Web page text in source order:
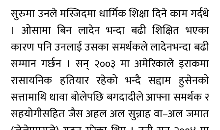
सुरुमा उनले मस्जिदमा धार्मिक शिक्षा दिने काम गर्दथे
। ओसामा बिन लादेन भन्दा बढी शिक्षित भएका
कारण पनि उनलाई उसका समर्थकले लादेनभन्दा बढी
सम्मान गर्छन । सन् २००३ मा अमेरिकाले इराकमा
रासायनिक हतियार रहेको भन्दै सद्दाम हुसेनको
सत्तामाथि धावा बोलेपछि बगदादीले आफ्ना समर्थक र
सहयोगीसहित जैस अहल अल सुन्नाह वा–अल जमात